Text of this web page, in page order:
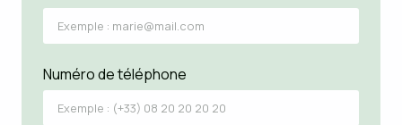
Numéro de téléphone